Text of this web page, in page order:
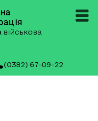
(0382) 67-09-22